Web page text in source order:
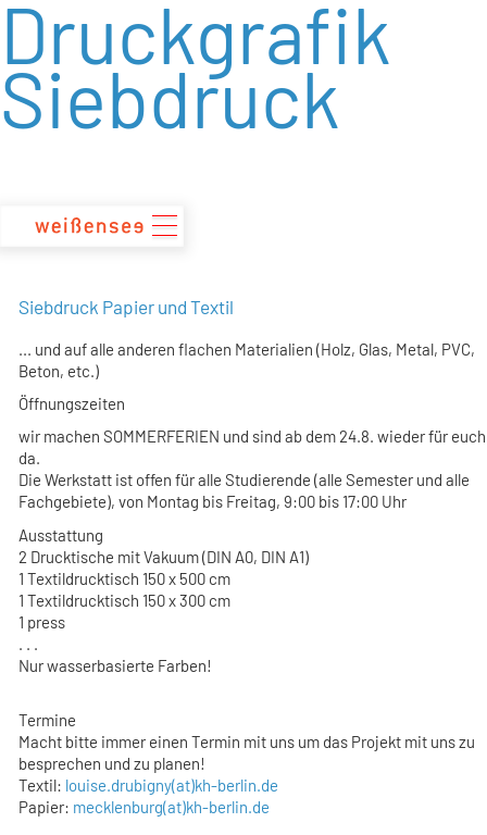
zum
Druckgrafik
Siebdruck
Siebdruck Papier und Textil
... und auf alle anderen flachen Materialien (Holz, Glas, Metal, PVC,
Beton, etc.)
Öffnungszeiten
wir machen SOMMERFERIEN und sind ab dem 24.8. wieder für euch
da.
Die Werkstatt ist offen für alle Studierende (alle Semester und alle
Fachgebiete), von Montag bis Freitag, 9:00 bis 17:00 Uhr
Ausstattung
2 Drucktische mit Vakuum (DIN A0, DIN A1)
1 Textildrucktisch 150 x 500 cm
1 Textildrucktisch 150 x 300 cm
1 press
Nur wasserbasierte Farben!
Termine
Macht bitte immer einen Termin mit uns um das Projekt mit uns zu
besprechen und zu planen!
Textil: louise.drubigny(at)kh-berlin.de
Papier: mecklenburg(at)kh-berlin.de